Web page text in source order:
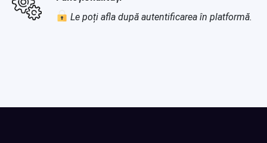
Le poți afla după autentificarea în platformă.